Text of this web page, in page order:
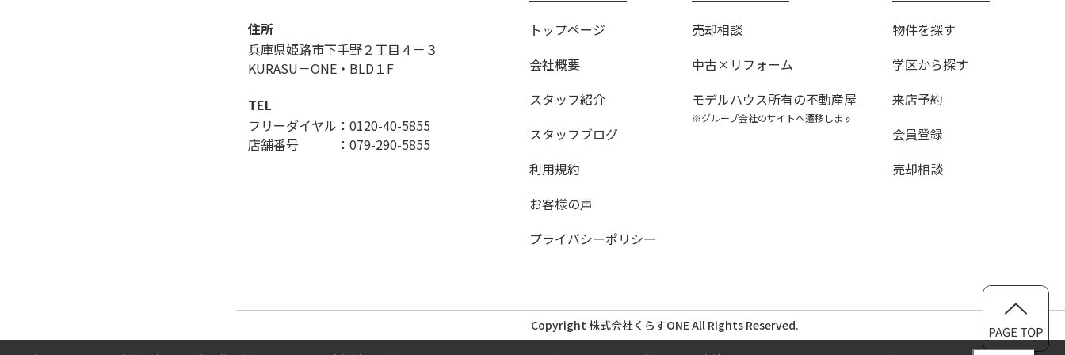
住所
兵庫県姫路市下手野２丁目４－３
KURASU－ONE・BLD１F
TEL
フリーダイヤル：0120-40-5855
店舗番号 ：079-290-5855
トップページ
会社概要
スタッフ紹介
スタッフブログ
利用規約
お客様の声
プライバシーポリシー
売却相談
中古×リフォーム
モデルハウス所有の不動産屋
※グループ会社のサイトへ遷移します
物件を探す
学区から探す
来店予約
会員登録
売却相談
Copyright 株式会社くらすONE All Rights Reserved.